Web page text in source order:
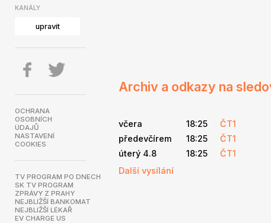
KANÁLY
upravit
OCHRANA
OSOBNÍCH
ÚDAJŮ
NASTAVENÍ
COOKIES
TV PROGRAM PO DNECH
SK TV PROGRAM
ZPRÁVY Z PRAHY
NEJBLIŽŠÍ BANKOMAT
NEJBLIŽŠÍ LÉKAŘ
EV CHARGE US
Archiv a odkazy na
včera 18:25 ČT1
předevčírem
18:25 ČT1
úterý 4.8
18:25 ČT1
Další vysílání